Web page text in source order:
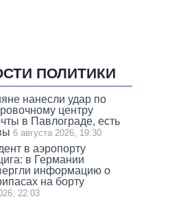
ПОЛИТИКИ
нанесли удар по
центру
в Павлограде, есть
6 августа 2026, 19:30
в аэропорту
в Германии
информацию о
на борту
22:03